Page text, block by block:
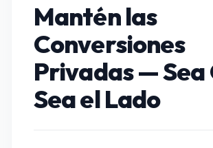
Mantén las
Conversiones
Privadas — Sea
Sea el Lado